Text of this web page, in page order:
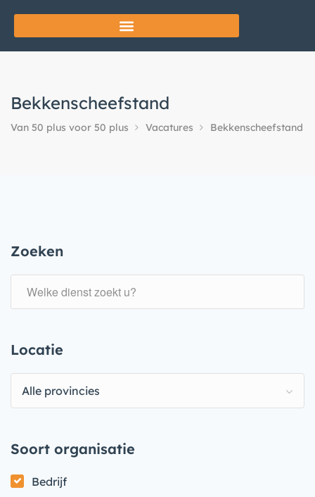
Bekkenscheefstand
Van 50 plus voor 50 plus Vacatures Bekkenscheefstand
Zoeken
Locatie
Alle provincies
Soort organisatie
Bedrijf